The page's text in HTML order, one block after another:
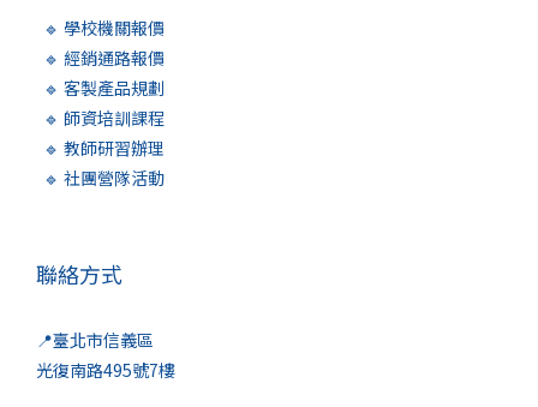
🔹 學校機關報價
🔹 經銷通路報價
🔹 客製產品規劃
🔹 師資培訓課程
🔹 教師研習辦理
🔹 社團營隊活動
聯絡方式
📍臺北市信義區
光復南路495號7樓